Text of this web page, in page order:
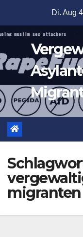
springen
Di. Aug
migranten